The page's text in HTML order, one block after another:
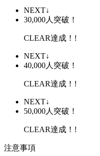
NEXT↓
30,000人突破！
CLEAR達成！!
NEXT↓
40,000人突破！
CLEAR達成！!
NEXT↓
50,000人突破！
CLEAR達成！!
注意事項